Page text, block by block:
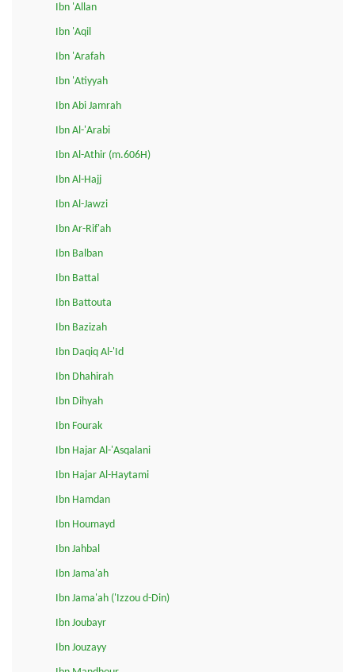
Ibn 'Allan
Ibn 'Aqil
Ibn 'Arafah
Ibn 'Atiyyah
Ibn Abi Jamrah
Ibn Al-'Arabi
Ibn Al-Athir (m.606H)
Ibn Al-Hajj
Ibn Al-Jawzi
Ibn Ar-Rif'ah
Ibn Balban
Ibn Battal
Ibn Battouta
Ibn Bazizah
Ibn Daqiq Al-'Id
Ibn Dhahirah
Ibn Dihyah
Ibn Fourak
Ibn Hajar Al-'Asqalani
Ibn Hajar Al-Haytami
Ibn Hamdan
Ibn Houmayd
Ibn Jahbal
Ibn Jama'ah
Ibn Jama'ah ('Izzou d-Din)
Ibn Joubayr
Ibn Jouzayy